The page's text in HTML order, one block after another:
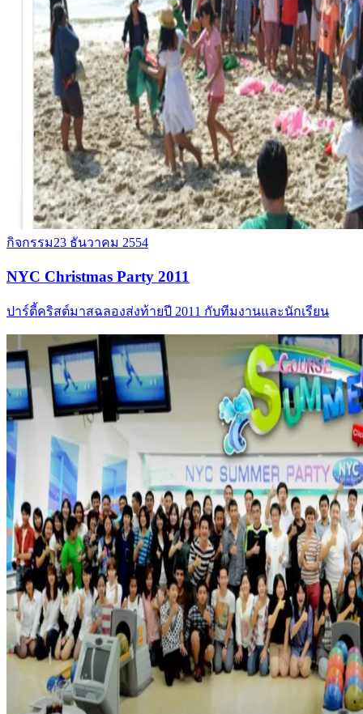
กิจกรรม23 ธันวาคม 2554
NYC Christmas Party 2011
ปาร์ตี้คริสต์มาสฉลองส่งท้ายปี 2011 กับทีมงานและนักเรียน